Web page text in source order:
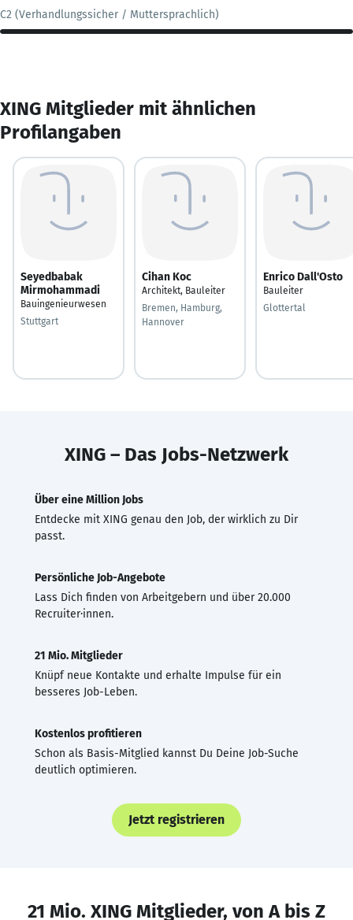
C2 (Verhandlungssicher / Muttersprachlich)
XING Mitglieder mit ähnlichen
Profilangaben
Seyedbabak
Mirmohammadi
Bauingenieurwesen
Stuttgart
Cihan Koc
Architekt, Bauleiter
Bremen, Hamburg,
Hannover
Enrico Dall'Osto
Bauleiter
Glottertal
XING – Das Jobs-Netzwerk
Über eine Million Jobs
Entdecke mit XING genau den Job, der wirklich zu Dir
passt.
Persönliche Job-Angebote
Lass Dich finden von Arbeitgebern und über 20.000
Recruiter·innen.
21 Mio. Mitglieder
Knüpf neue Kontakte und erhalte Impulse für ein
besseres Job-Leben.
Kostenlos profitieren
Schon als Basis-Mitglied kannst Du Deine Job-Suche
deutlich optimieren.
Jetzt registrieren
21 Mio. XING Mitglieder, von A bis Z